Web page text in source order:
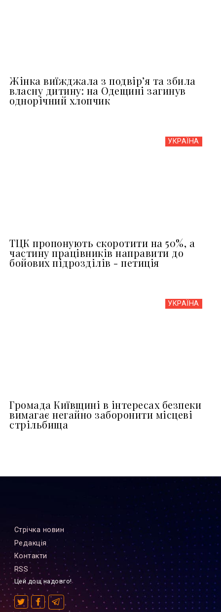
Жінка виїжджала з подвір’я та збила
власну дитину: на Одещині загинув
однорічний хлопчик
УКРАЇНА
ТЦК пропонують скоротити на 50%, а
частину працівників направити до
бойових підрозділів - петиція
УКРАЇНА
Громада Київщині в інтересах безпеки
вимагає негайно заборонити місцеві
стрільбища
Стрiчка новин
Редакцiя
Контакти
RSS
Цей дощ надовго!